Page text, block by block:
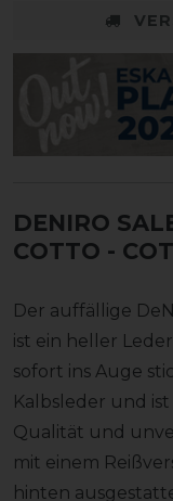
DENIRO
COTTO -
Der auffällige
ist ein heller
sofort ins Auge
Kalbsleder und
Qualität und
mit einem
hinten